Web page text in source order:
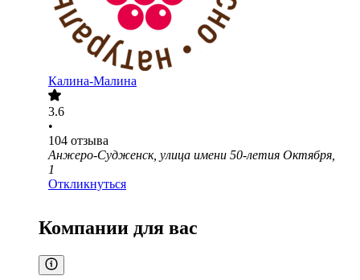
Калина-Малина
3.6
•
104 отзыва
Анжеро-Судженск, улица имени 50-летия Октября,
1
Откликнуться
Компании для вас